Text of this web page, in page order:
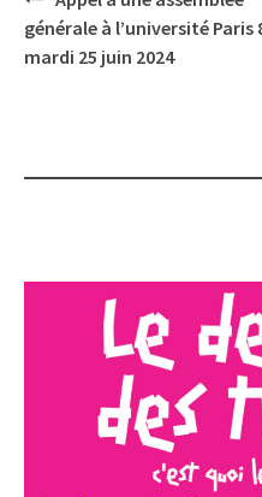
navigation
générale à l’université Paris
mardi 25 juin 2024